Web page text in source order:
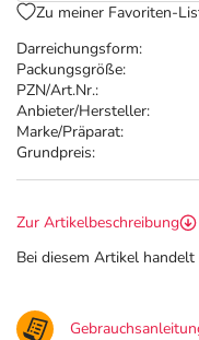
Darreichungsform:
Packungsgröße:
PZN/Art.Nr.:
Anbieter/Hersteller:
Marke/Präparat:
Grundpreis:
Zu meiner Favoriten-
Zur Artikelbeschreibung
Bei diesem Artikel